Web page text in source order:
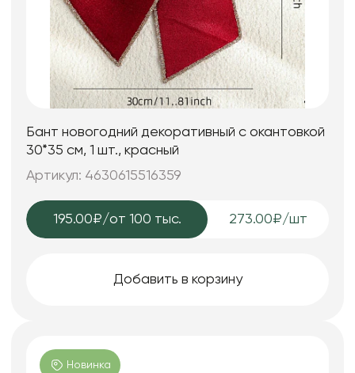
Бант новогодний декоративный с окантовкой
30*35 см, 1 шт., красный
Артикул: 4630615516359
195.00₽/от 100 тыс. 273.00₽/шт
Добавить в корзину
Новинка